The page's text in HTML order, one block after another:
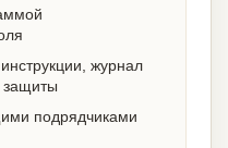
журнал
защиты
подрядчиками